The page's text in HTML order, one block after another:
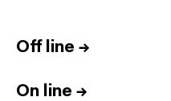
Off line →
On line →